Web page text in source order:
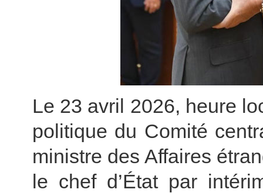
Le 23 avril 2026, heure
politique du Comité
ministre des Affaires
le chef d’État par